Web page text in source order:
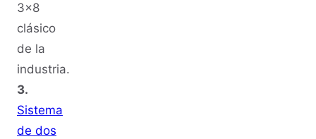
3x8
clásico
de la
industria.
3.
Sistema
de dos